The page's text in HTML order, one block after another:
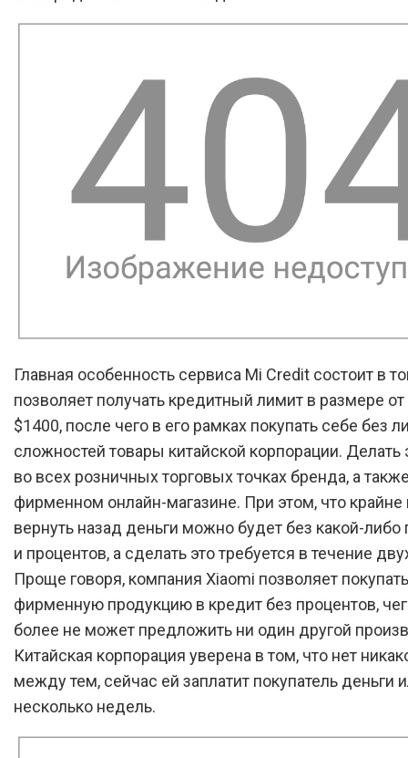
Главная особенность сервиса Mi Credit состоит в
позволяет получать кредитный лимит в размере
$1400, после чего в его рамках покупать себе без
сложностей товары китайской корпорации.
во всех розничных торговых точках бренда, а
фирменном онлайн-магазине. При этом, что крайне
вернуть назад деньги можно будет без какой-либо
и процентов, а сделать это требуется в течение
Проще говоря, компания Xiaomi позволяет
фирменную продукцию в кредит без процентов,
более не может предложить ни один другой
Китайская корпорация уверена в том, что нет
между тем, сейчас ей заплатит покупатель деньги
несколько недель.